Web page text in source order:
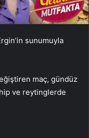
sunumuyla
maç, gündüz
ve reytinglerde